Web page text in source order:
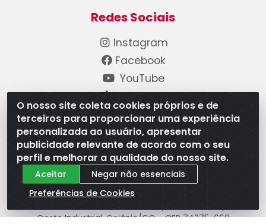
O nosso site coleta cookies próprios e de
terceiros para proporcionar uma experiência
personalizada ao usuário, apresentar
publicidade relevante de acordo com o seu
perfil e melhorar a qualidade do nosso site.
Aceitar
Negar não essenciais
Preferências de Cookies
Redes Sociais
Instagram
Facebook
YouTube
Linkedin
Formas de Pagamento
WB Componentes Automotivos LTDA - CNPJ
Oeste Industrial, Goiânia/GO - CEP 74375-660